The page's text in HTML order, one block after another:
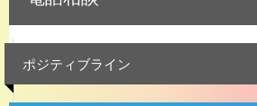
ポジティブライン